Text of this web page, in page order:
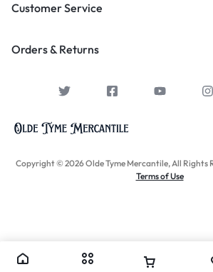
Customer Service
Orders & Returns
Copyright © 2026 Olde Tyme Mercantile, All Rights
Terms of Use